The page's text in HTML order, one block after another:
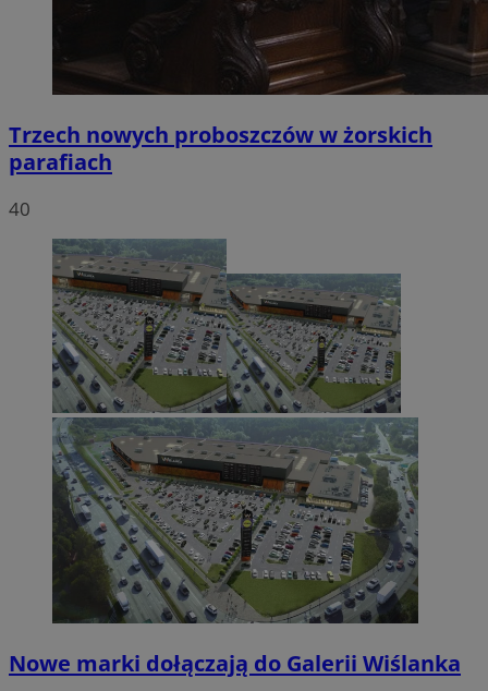
Trzech nowych proboszczów w żorskich
parafiach
40
Nowe marki dołączają do Galerii Wiślanka